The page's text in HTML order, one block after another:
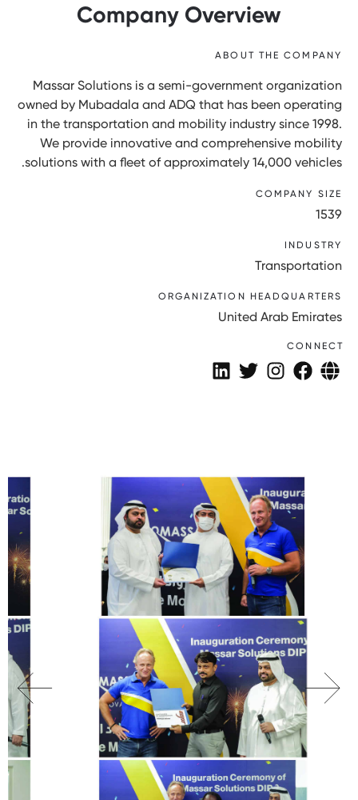
Company Overview
ABOUT THE COMPANY
Massar Solutions is a semi-government organization
owned by Mubadala and ADQ that has been operating
in the transportation and mobility industry since 1998.
We provide innovative and comprehensive mobility
solutions with a fleet of approximately 14,000 vehicles.
COMPANY SIZE
1539
INDUSTRY
Transportation
ORGANIZATION HEADQUARTERS
United Arab Emirates
CONNECT